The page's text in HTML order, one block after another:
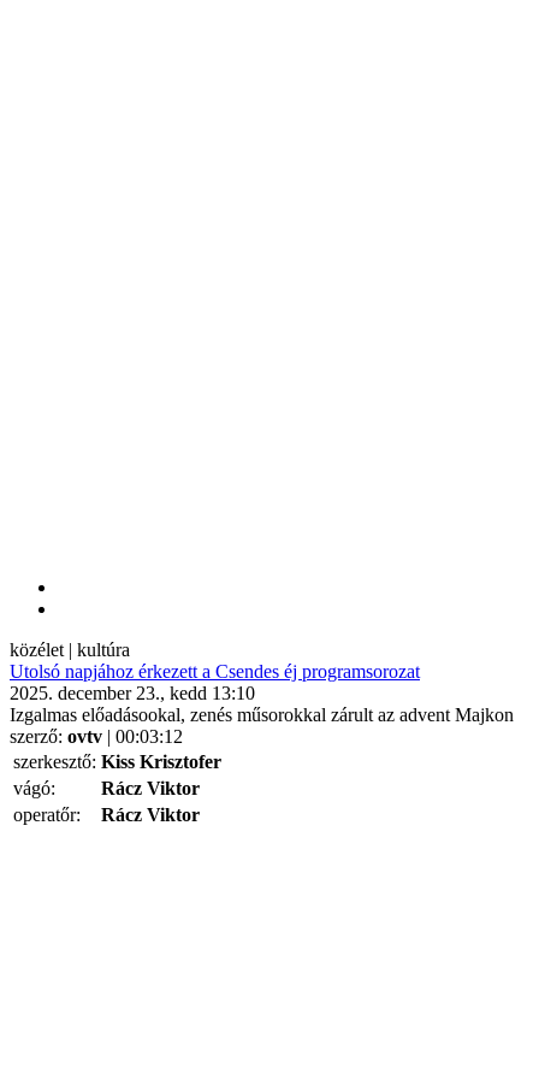
közélet | kultúra
Utolsó napjához érkezett a Csendes éj programsorozat
2025. december 23., kedd 13:10
Izgalmas előadásookal, zenés műsorokkal zárult az advent Majkon
szerző: ovtv | 00:03:12
szerkesztő: Kiss Krisztofer
vágó:
Rácz Viktor
operatőr:
Rácz Viktor